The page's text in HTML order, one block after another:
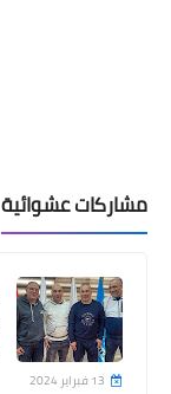
مشاركات عشوائية
13 فبراير 2024